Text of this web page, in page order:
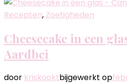
Recepten, Zoetigheden
Cheesecake in een
Aardbei
door kriskooktbijgewerkt op